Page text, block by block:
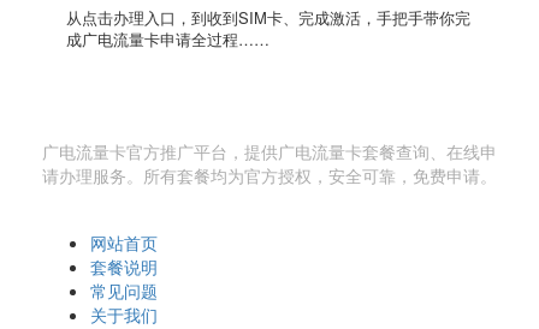
从点击办理入口，到收到SIM卡、完成激活，手把手带你完
成广电流量卡申请全过程……
广电流量卡官方推广平台，提供广电流量卡套餐查询、在线申
请办理服务。所有套餐均为官方授权，安全可靠，免费申请。
网站首页
套餐说明
常见问题
关于我们